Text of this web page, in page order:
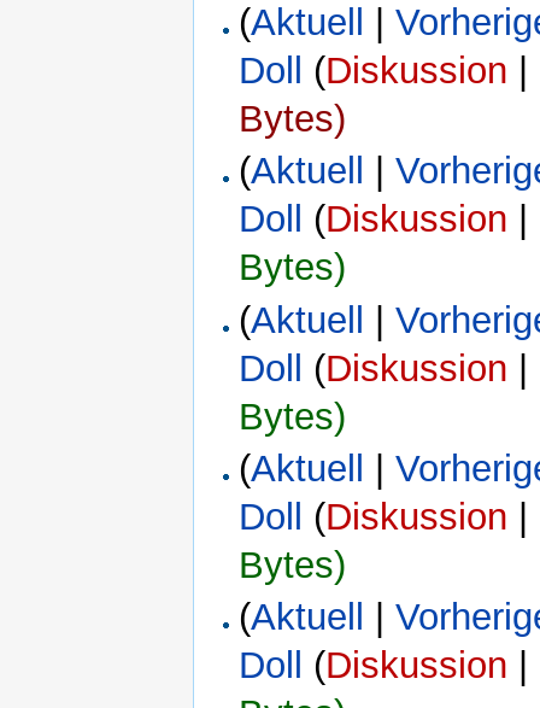
(Aktuell |
Doll
(Diskussion
Bytes)
(Aktuell |
Doll
(Diskussion
Bytes)
(Aktuell |
Doll
(Diskussion
Bytes)
(Aktuell |
Doll
(Diskussion
Bytes)
(Aktuell |
Doll
(Diskussion